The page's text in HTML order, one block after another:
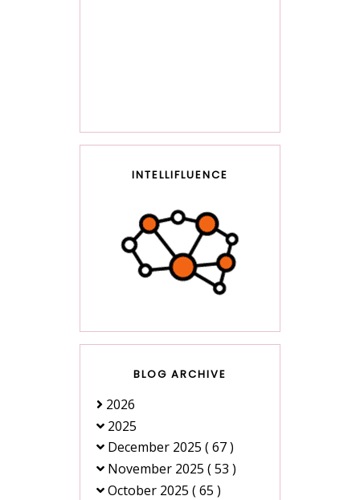
INTELLIFLUENCE
BLOG ARCHIVE
2026
2025
December 2025 ( 67 )
November 2025 ( 53 )
October 2025 ( 65 )